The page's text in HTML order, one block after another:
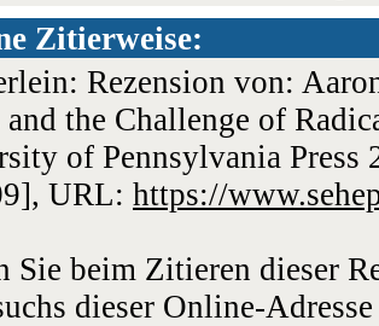
Zitierweise:
Rezension von:
the Challenge of
of Pennsylvania Press
URL: https://
Sie beim Zitieren dieser
dieser Online-Adresse